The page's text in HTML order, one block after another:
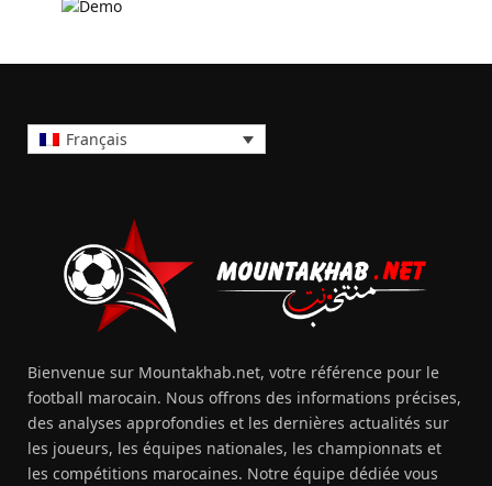
Français
Bienvenue sur Mountakhab.net, votre référence pour le
football marocain. Nous offrons des informations précises,
des analyses approfondies et les dernières actualités sur
les joueurs, les équipes nationales, les championnats et
les compétitions marocaines. Notre équipe dédiée vous